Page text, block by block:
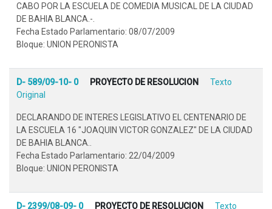
CABO POR LA ESCUELA DE COMEDIA MUSICAL DE LA CIUDAD
DE BAHIA BLANCA.-.
Fecha Estado Parlamentario: 08/07/2009
Bloque: UNION PERONISTA
D- 589/09-10- 0 PROYECTO DE RESOLUCION
Texto
Original
DECLARANDO DE INTERES LEGISLATIVO EL CENTENARIO DE
LA ESCUELA 16 "JOAQUIN VICTOR GONZALEZ" DE LA CIUDAD
DE BAHIA BLANCA..
Fecha Estado Parlamentario: 22/04/2009
Bloque: UNION PERONISTA
D- 2399/08-09- 0 PROYECTO DE RESOLUCION
Texto